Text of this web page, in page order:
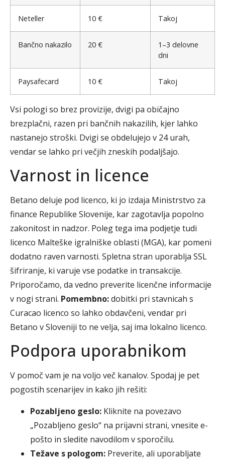
Neteller 10 € Takoj
Bančno nakazilo 20 €
1–3 delovne
dni
Paysafecard 10 € Takoj
Vsi pologi so brez provizije, dvigi pa običajno
brezplačni, razen pri bančnih nakazilih, kjer lahko
nastanejo stroški. Dvigi se obdelujejo v 24 urah,
vendar se lahko pri večjih zneskih podaljšajo.
Varnost in licence
Betano deluje pod licenco, ki jo izdaja Ministrstvo za
finance Republike Slovenije, kar zagotavlja popolno
zakonitost in nadzor. Poleg tega ima podjetje tudi
licenco Malteške igralniške oblasti (MGA), kar pomeni
dodatno raven varnosti. Spletna stran uporablja SSL
šifriranje, ki varuje vse podatke in transakcije.
Priporočamo, da vedno preverite licenčne informacije
v nogi strani. Pomembno:dobitki pri stavnicah s
Curacao licenco so lahko obdavčeni, vendar pri
Betano v Sloveniji to ne velja, saj ima lokalno licenco.
Podpora uporabnikom
V pomoč vam je na voljo več kanalov. Spodaj je pet
pogostih scenarijev in kako jih rešiti:
Pozabljeno geslo: Kliknite na povezavo
„Pozabljeno geslo“ na prijavni strani, vnesite e-
pošto in sledite navodilom v sporočilu.
Težave s pologom: Preverite, ali uporabljate